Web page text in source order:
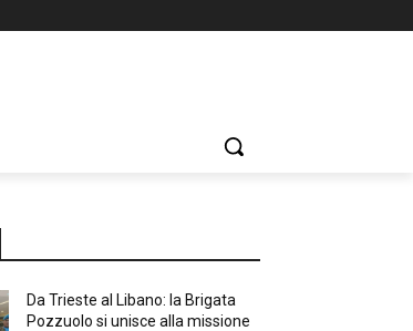
Da Trieste al Libano: la Brigata
Pozzuolo si unisce alla missione